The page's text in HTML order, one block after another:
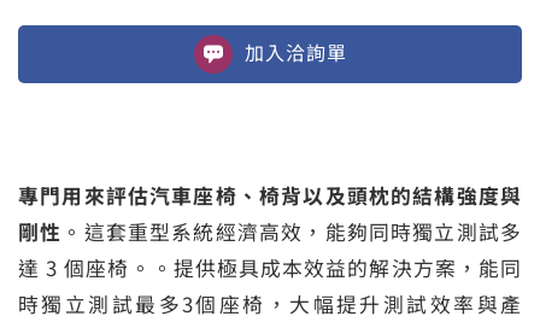
加入洽詢單
專門用來評估汽車座椅、椅背以及頭枕的結構強度與
剛性 。這套重型系統經濟高效，能夠同時獨立測試多
達 3 個座椅。。提供極具成本效益的解決方案，能同
時獨立測試最多3個座椅，大幅提升測試效率與產